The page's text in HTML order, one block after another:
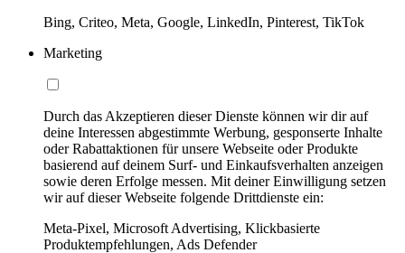
Bing, Criteo, Meta, Google, LinkedIn, Pinterest, TikTok
Marketing
Durch das Akzeptieren dieser Dienste können wir dir auf
deine Interessen abgestimmte Werbung, gesponserte Inhalte
oder Rabattaktionen für unsere Webseite oder Produkte
basierend auf deinem Surf- und Einkaufsverhalten anzeigen
sowie deren Erfolge messen. Mit deiner Einwilligung setzen
wir auf dieser Webseite folgende Drittdienste ein:
Meta-Pixel, Microsoft Advertising, Klickbasierte
Produktempfehlungen, Ads Defender